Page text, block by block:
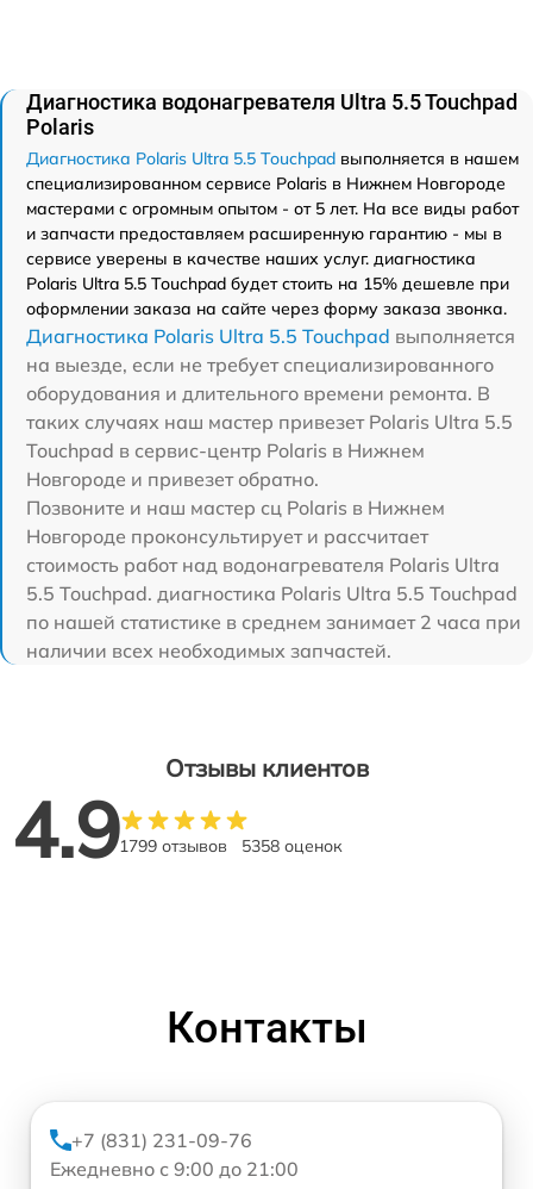
Диагностика водонагревателя Ultra 5.5 Touchpad
Polaris
Диагностика Polaris Ultra 5.5 Touchpad выполняется в нашем
специализированном сервисе Polaris в Нижнем Новгороде
мастерами с огромным опытом - от 5 лет. На все виды работ
и запчасти предоставляем расширенную гарантию - мы в
сервисе уверены в качестве наших услуг. диагностика
Polaris Ultra 5.5 Touchpad будет стоить на 15% дешевле при
оформлении заказа на сайте через форму заказа звонка.
Диагностика Polaris Ultra 5.5 Touchpad выполняется
на выезде, если не требует специализированного
оборудования и длительного времени ремонта. В
таких случаях наш мастер привезет Polaris Ultra 5.5
Touchpad в сервис-центр Polaris в Нижнем
Новгороде и привезет обратно.
Позвоните и наш мастер сц Polaris в Нижнем
Новгороде проконсультирует и рассчитает
стоимость работ над водонагревателя Polaris Ultra
5.5 Touchpad. диагностика Polaris Ultra 5.5 Touchpad
по нашей статистике в среднем занимает 2 часа при
наличии всех необходимых запчастей.
Отзывы клиентов
4.91799 отзывов 5358 оценок
Контакты
+7 (831) 231-09-76
Ежедневно с 9:00 до 21:00